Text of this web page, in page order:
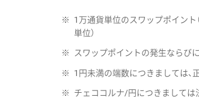
※
1万通貨単位のスワップポイン
単位）
※ スワップポイントの発生ならび
※ 1円未満の端数につきましては、
※ チェココルナ/円につきましては